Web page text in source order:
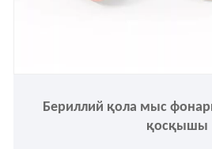
Бериллий қола мыс
қосқышы